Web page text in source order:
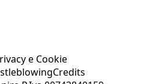
e Cookie
Credits